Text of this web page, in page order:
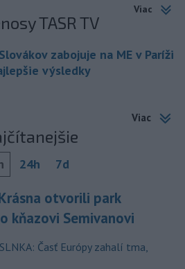
Viac
TASR TV
zabojuje na ME v Paríži
výsledky
Viac
24h 7d
otvorili park
kňazovi Semivanovi
Časť Európy zahalí tma,